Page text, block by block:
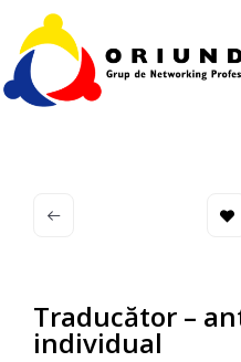
Traducător –
individual